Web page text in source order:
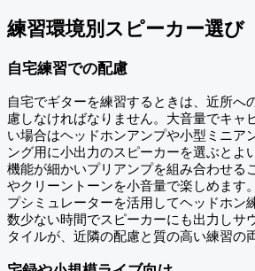
練習環境別スピーカー選び
自宅練習での配慮
自宅でギターを練習するときは、近所へ
慮しなければなりません。大音量でキャ
い場合はヘッドホンアンプや小型ミニア
ング用に小出力のスピーカーを選ぶとよ
機能が細かいプリアンプを組み合わせる
やクリーントーンを小音量で楽しめます
プシミュレーターを活用してヘッドホン
数少ない時間でスピーカーにも出力しサ
タイルが、近隣の配慮と質の高い練習の